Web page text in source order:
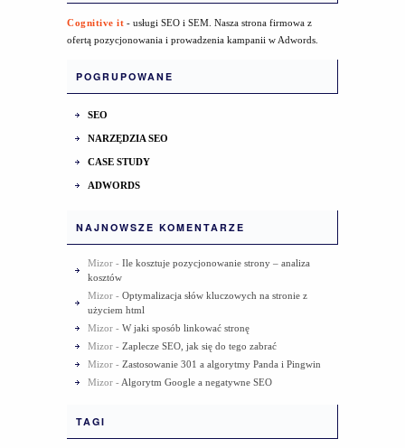
Cognitive it - usługi SEO i SEM. Nasza strona firmowa z
ofertą pozycjonowania i prowadzenia kampanii w Adwords.
POGRUPOWANE
SEO
NARZĘDZIA SEO
CASE STUDY
ADWORDS
NAJNOWSZE KOMENTARZE
Mizor - Ile kosztuje pozycjonowanie strony – analiza
kosztów
Mizor - Optymalizacja słów kluczowych na stronie z
użyciem html
Mizor - W jaki sposób linkować stronę
Mizor - Zaplecze SEO, jak się do tego zabrać
Mizor - Zastosowanie 301 a algorytmy Panda i Pingwin
Mizor - Algorytm Google a negatywne SEO
TAGI